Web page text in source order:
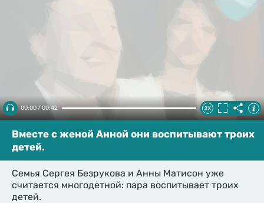
00:00 / 00:42
Вместе с женой Анной они воспитывают троих
детей.
Семья Сергея Безрукова и Анны Матисон уже
считается многодетной: пара воспитывает троих
детей.